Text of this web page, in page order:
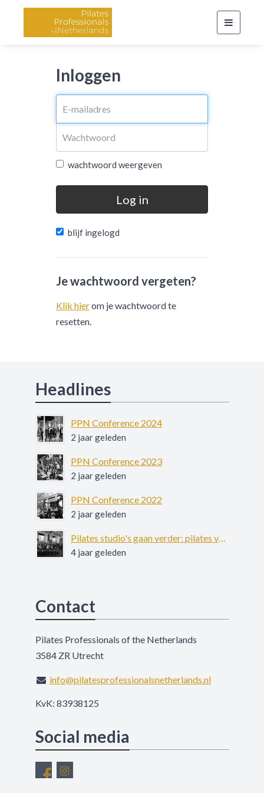
Toggle
Inloggen
wachtwoord weergeven
Log in
blijf ingelogd
Je wachtwoord vergeten?
Klik hierom je wachtwoord te
resetten.
Headlines
PPN Conference 2024
2 jaar geleden
PPN Conference 2023
2 jaar geleden
PPN Conference 2022
2 jaar geleden
Pilates studio's gaan verder: pilates voor patiënten met ernstige psychiatrische aandoeningen
4 jaar geleden
Contact
Pilates Professionals of the Netherlands
3584 ZR Utrecht
info@pilatesprofessionalsnetherlands.nl
KvK: 83938125
Social media